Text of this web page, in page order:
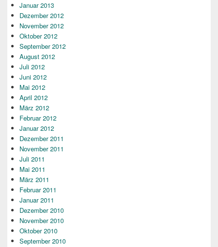
Januar 2013
Dezember 2012
November 2012
Oktober 2012
September 2012
August 2012
Juli 2012
Juni 2012
Mai 2012
April 2012
März 2012
Februar 2012
Januar 2012
Dezember 2011
November 2011
Juli 2011
Mai 2011
März 2011
Februar 2011
Januar 2011
Dezember 2010
November 2010
Oktober 2010
September 2010